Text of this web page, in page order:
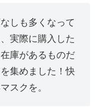
しも多くなって
実際に購入した
庫があるものだ
集めました！快
スクを。